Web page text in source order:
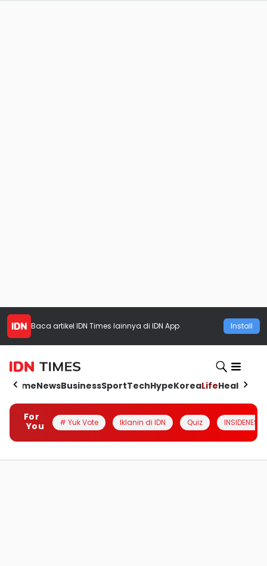
Baca artikel IDN Times lainnya di IDN App Install
HomeNewsBusinessSportTechHypeKoreaLifeHealth
For
You
# Yuk Vote Iklanin di IDN Quiz INSIDENESIA